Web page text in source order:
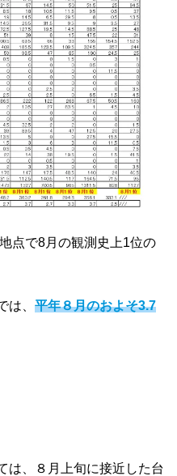
点で8月の観測史上1位の
は、 平年８月のおよそ3.7
は、８月上旬に接近した台